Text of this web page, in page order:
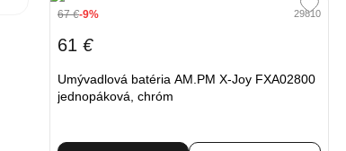
67€-9% 29810
61 €
Umývadlová batéria AM.PM X-Joy FXA02800
jednopáková, chróm